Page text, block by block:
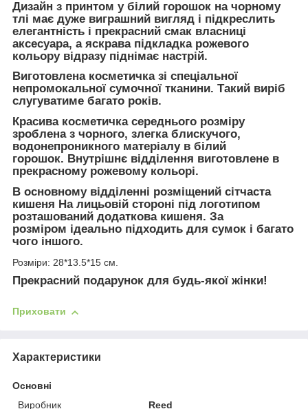
Дизайн з принтом у білий горошок на чорному
тлі має дуже виграшний вигляд і підкреслить
елегантність і прекрасний смак власниці
аксесуара, а яскрава підкладка рожевого
кольору відразу піднімає настрій.
Виготовлена косметичка зі спеціальної
непромокальної сумочної тканини. Такий виріб
слугуватиме багато років.
Красива косметичкасереднього розміру
зроблена з чорного, злегка блискучого,
водонепроникного матеріалу в білий
горошок. Внутрішнє відділення виготовлене в
прекрасному рожевому кольорі.
В основному відділенні розміщений сітчаста
кишеня На лицьовій стороні під логотипом
розташований додаткова кишеня. За
розміром ідеально підходить для сумок і багато
чого іншого.
Розміри: 28*13.5*15 см.
Прекрасний подарунок для будь-якої жінки!
Приховати
Характеристики
Основні
Виробник
Reed